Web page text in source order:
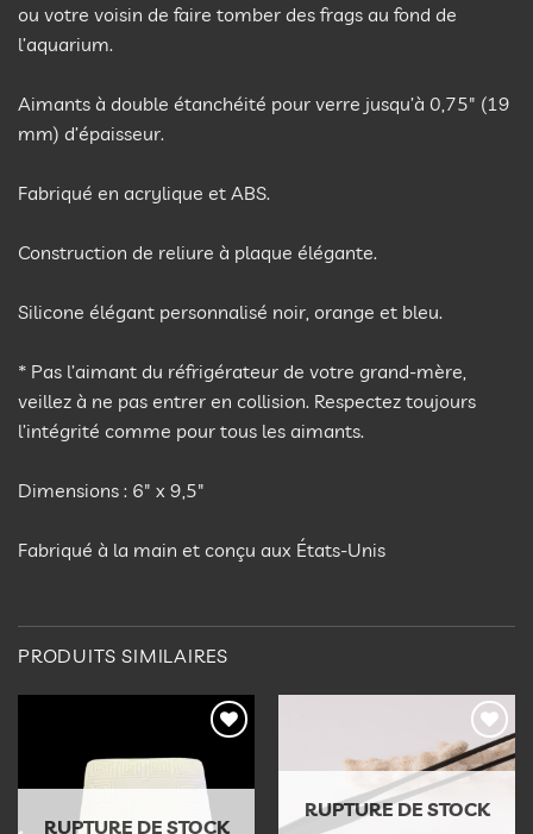
ou votre voisin de faire tomber des frags au fond de
l’aquarium.​​​​
Aimants à double étanchéité pour verre jusqu’à 0,75″ (19
mm) d’épaisseur.
Fabriqué en acrylique et ABS.
Construction de reliure à plaque élégante.
Silicone élégant personnalisé noir, orange et bleu.
* Pas l’aimant du réfrigérateur de votre grand-mère,
veillez à ne pas entrer en collision. Respectez toujours
l’intégrité comme pour tous les aimants.
Dimensions : 6″ x 9,5″
Fabriqué à la main et conçu aux États-Unis
PRODUITS SIMILAIRES
Ajouter
liste
d’envies
RUPTURE DE STOCK
Ajouter
à la
d’envies
RUPTURE DE STOCK